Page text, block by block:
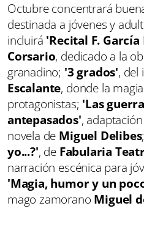
Octubre concentrará
destinada a jóvenes y
incluirá 'Recital F.
Corsario, dedicado a la
granadino; '3 grados', del
Escalante, donde la
protagonistas; 'Las
antepasados',
novela de Miguel Delibes;
yo...?', de Fabularia
narración escénica para
'Magia, humor y un
mago zamorano Miguel